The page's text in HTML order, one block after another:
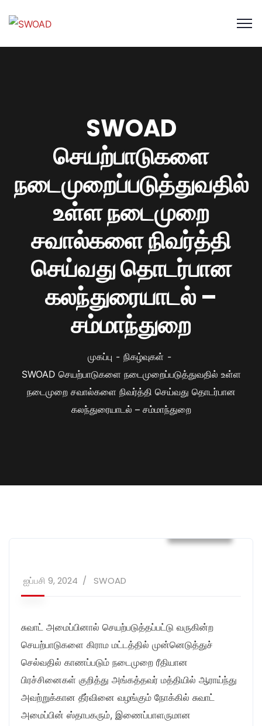
SWOAD
செயற்பாடுகளை
நடைமுறைப்படுத்துவதில்
உள்ள நடைமுறை
சவால்களை நிவர்த்தி
செய்வது தொடர்பான
கலந்துரையாடல் –
சம்மாந்துறை
முகப்பு
நிகழ்வுகள்
SWOAD செயற்பாடுகளை நடைமுறைப்படுத்துவதில் உள்ள
நடைமுறை சவால்களை நிவர்த்தி செய்வது தொடர்பான
கலந்துரையாடல் – சம்மாந்துறை
ஐப்பசி 9, 2024 SWOAD
சுவாட் அமைப்பினால் செயற்படுத்தப்பட்டு வருகின்ற
செயற்பாடுகளை கிராம மட்டத்தில் முன்னெடுத்துச்
செல்வதில் காணப்படும் நடைமுறை ரீதியான
பிரச்சினைகள் குறித்து அங்கத்தவர் மத்தியில் ஆராய்ந்து
அவற்றுக்கான தீர்வினை வழங்கும் நோக்கில் சுவாட்
அமைப்பின் ஸ்தாபகரும், இணைப்பாளருமான